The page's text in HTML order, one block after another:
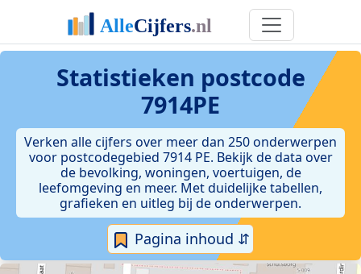
Statistieken postcode
7914PE
Verken alle cijfers over meer dan 250 onderwerpen
voor postcodegebied 7914 PE. Bekijk de data over
de bevolking, woningen, voertuigen, de
leefomgeving en meer. Met duidelijke tabellen,
grafieken en uitleg bij de onderwerpen.
Pagina inhoud ⇵